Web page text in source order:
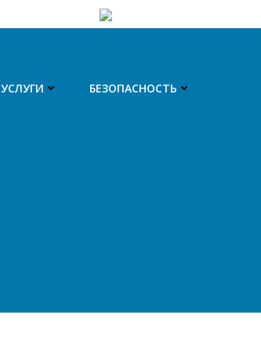
УСЛУГИ БЕЗОПАСНОСТЬ